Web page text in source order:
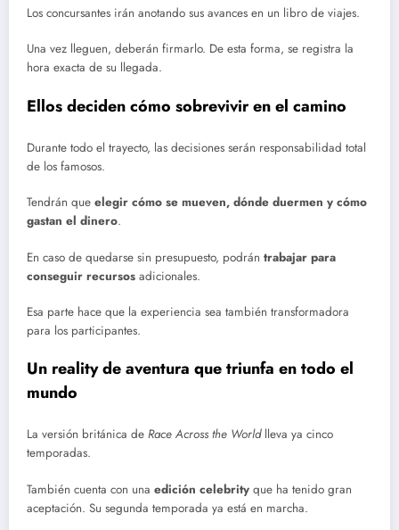
Los concursantes irán anotando sus avances en un libro de viajes.
Una vez lleguen, deberán firmarlo. De esta forma, se registra la
hora exacta de su llegada.
Ellos deciden cómo sobrevivir en el camino
Durante todo el trayecto, las decisiones serán responsabilidad total
de los famosos.
Tendrán que elegir cómo se mueven, dónde duermen y cómo
gastan el dinero.
En caso de quedarse sin presupuesto, podrán trabajar para
conseguir recursos adicionales.
Esa parte hace que la experiencia sea también transformadora
para los participantes.
Un reality de aventura que triunfa en todo el
mundo
La versión británica de Race Across the Worldlleva ya cinco
temporadas.
También cuenta con una edición celebrity que ha tenido gran
aceptación. Su segunda temporada ya está en marcha.